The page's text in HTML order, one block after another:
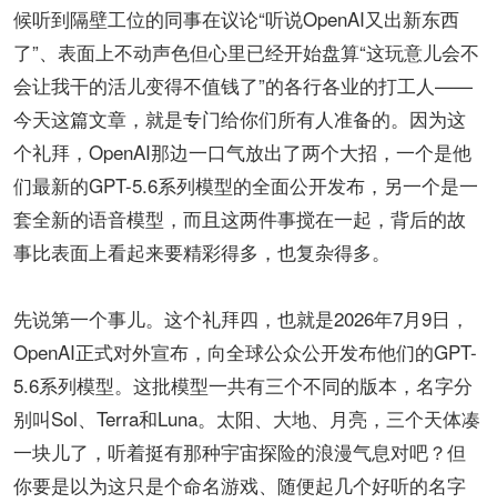
候听到隔壁工位的同事在议论“听说OpenAI又出新东西
了”、表面上不动声色但心里已经开始盘算“这玩意儿会不
会让我干的活儿变得不值钱了”的各行各业的打工人——
今天这篇文章，就是专门给你们所有人准备的。因为这
个礼拜，OpenAI那边一口气放出了两个大招，一个是他
们最新的GPT-5.6系列模型的全面公开发布，另一个是一
套全新的语音模型，而且这两件事搅在一起，背后的故
事比表面上看起来要精彩得多，也复杂得多。
先说第一个事儿。这个礼拜四，也就是2026年7月9日，
OpenAI正式对外宣布，向全球公众公开发布他们的GPT-
5.6系列模型。这批模型一共有三个不同的版本，名字分
别叫Sol、Terra和Luna。太阳、大地、月亮，三个天体凑
一块儿了，听着挺有那种宇宙探险的浪漫气息对吧？但
你要是以为这只是个命名游戏、随便起几个好听的名字